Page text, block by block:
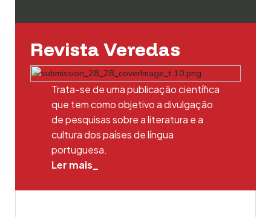
Revista Veredas
Trata-se de uma publicação científica
que tem como objetivo a divulgação
de pesquisas sobre a literatura e a
cultura dos países de língua
portuguesa.
Ler mais_